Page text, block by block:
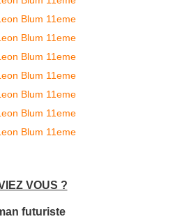
VOUS ?
futuriste